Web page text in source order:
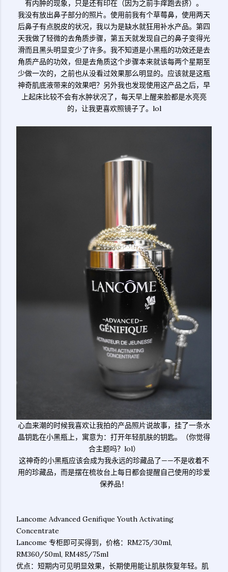
有内肿的现象，只是还有印在（因为之前手痒跑去挤）。
我没有放出鼻子部分的照片。使用前我有个草莓鼻，使用两天
后鼻子有点脱皮的状况，我以为是缺水就狂用补水产品。第四
天我做了轻微的去角质步骤，第五天就发现自己的鼻子变得光
滑而且黑头明显变少了许多。我不知道是小黑瓶的功效还是去
角质产品的功效，但是去角质这个步骤本来就该每两个星期至
少做一次的，之前也从没看过效果那么明显的。应该就是这瓶
神奇肌底液带来的效果吧？另外我也发现使用这产品之后，早
上起床比较不会有水肿状况了，每天早上醒来脸都是水亮亮
的，让我更喜欢照镜子了。lol
心血来潮的时候我喜欢让我拍的产品照片说故事，挂了一条水
晶钥匙在小黑瓶上，寓意为：打开年轻肌肤的钥匙。（你觉得
合主题吗？lol）
这神奇的小黑瓶应该会成为我永远的珍藏品了——不是收着不
用的珍藏品，而是摆在梳妆台上每日都会提醒自己使用的珍爱
保养品！
Lancome Advanced Genifique Youth Activating
Concentrate
Lancome 专柜即可买得到，价格：RM275/30ml,
RM360/50ml, RM485/75ml
优点：短期内可见明显效果，长期使用能让肌肤恢复年轻。肌